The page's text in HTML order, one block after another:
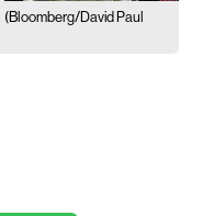
(Bloomberg/David Paul